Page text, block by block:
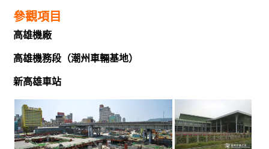
參觀項目
高雄機廠
高雄機務段（潮州車輛基地）
新高雄車站